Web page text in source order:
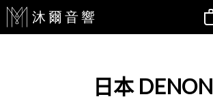
跳
至
日本 DENON